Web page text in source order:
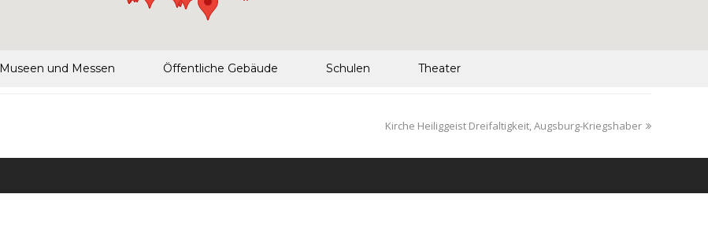
Museen und Messen Öffentliche Gebäude Schulen Theater
Kirche Heiliggeist Dreifaltigkeit, Augsburg-Kriegshaber